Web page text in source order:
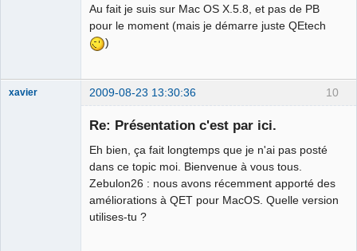
Au fait je suis sur Mac OS X.5.8, et pas de PB
pour le moment (mais je démarre juste QEtech
)
10
xavier 2009-08-23 13:30:36
Re: Présentation c'est par ici.
Eh bien, ça fait longtemps que je n'ai pas posté
dans ce topic moi. Bienvenue à vous tous.
Zebulon26 : nous avons récemment apporté des
améliorations à QET pour MacOS. Quelle version
utilises-tu ?